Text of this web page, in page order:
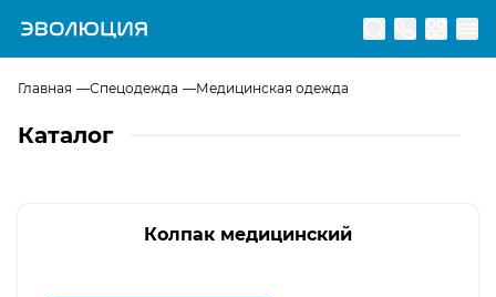
Перейти на главную страницу
Главная Спецодежда Медицинская одежда
Каталог
Колпак медицинский